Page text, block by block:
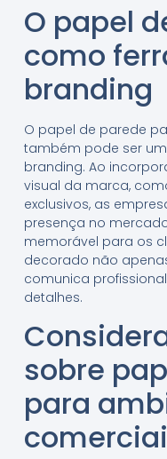
O papel
como
branding
O papel de parede
também pode ser
branding. Ao
visual da marca,
exclusivos, as
presença no
memorável para os
decorado não
comunica
detalhes.
sobre
para